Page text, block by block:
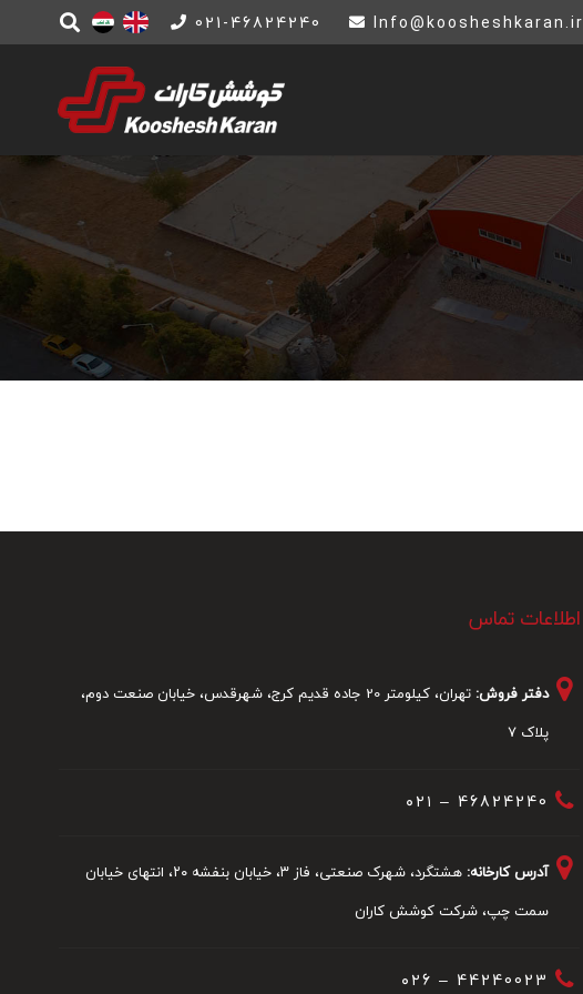
Info@koosheshkaran.ir
021-46824240
اطلاعات تماس
دفتر فروش:
تهران، کیلومتر 20 جاده قدیم کرج، شهرقدس، خیابان صنعت دوم،
پلاک 7
46824240 – ۰۲۱
آدرس کارخانه:
هشتگرد، شهرک صنعتی، فاز ۳، خیابان بنفشه ۲۰، انتهای خیابان
سمت چپ، شرکت کوشش کاران
44240023 – ۰۲6